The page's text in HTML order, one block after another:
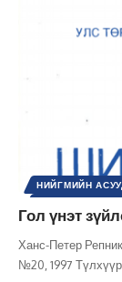
НИЙГМИЙН
ХӨГЖЛИЙН
Гол үнэт
Ханс-Петер
№20, 1997 Түлхүүр